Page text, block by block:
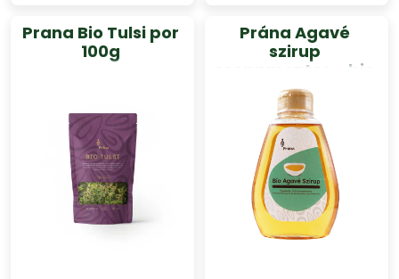
Prana Bio Tulsi por
100g
Prána Agavé
szirup
cseppmentes - bio
- 350ml